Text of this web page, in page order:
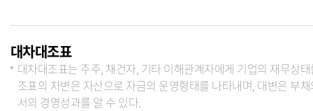
대차대조표
대차대조표는 주주, 채건자, 기타 이해관계자에게 기업의 재무상
조표의 차변은 자산으로 자금의 운영형태를 나타내며, 대변은 부
서의 경영성과를 알 수 있다.